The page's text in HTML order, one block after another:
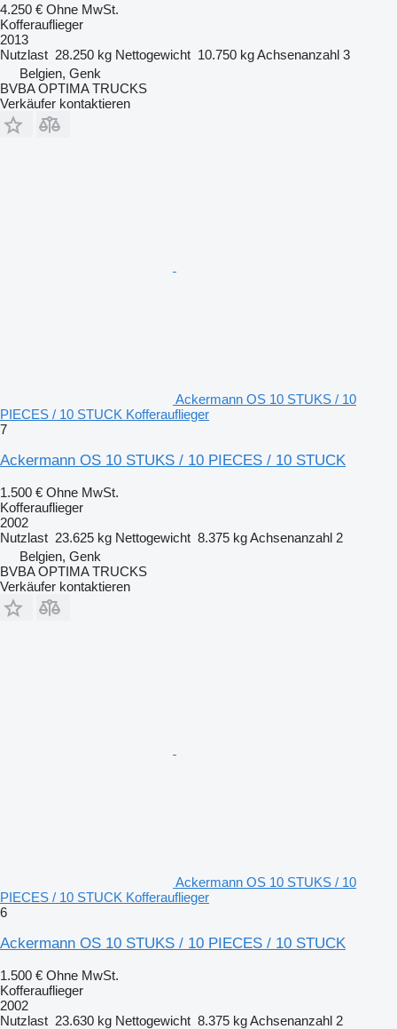
4.250 € Ohne MwSt.
Kofferauflieger
2013
Nutzlast 28.250 kg Nettogewicht 10.750 kgAchsenanzahl 3
Belgien, Genk
BVBA OPTIMA TRUCKS
Verkäufer kontaktieren
Ackermann OS 10 STUKS / 10
PIECES / 10 STUCK Kofferauflieger
7
Ackermann OS 10 STUKS / 10 PIECES / 10 STUCK
1.500 € Ohne MwSt.
Kofferauflieger
2002
Nutzlast 23.625 kg Nettogewicht 8.375 kgAchsenanzahl 2
Belgien, Genk
BVBA OPTIMA TRUCKS
Verkäufer kontaktieren
Ackermann OS 10 STUKS / 10
PIECES / 10 STUCK Kofferauflieger
6
Ackermann OS 10 STUKS / 10 PIECES / 10 STUCK
1.500 € Ohne MwSt.
Kofferauflieger
2002
Nutzlast 23.630 kg Nettogewicht 8.375 kgAchsenanzahl 2